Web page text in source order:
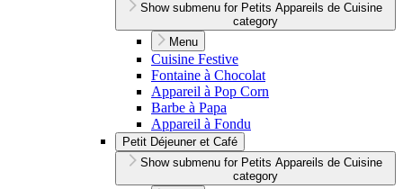
Show submenu for Petits Appareils de Cuisine
category
Menu
Cuisine Festive
Fontaine à Chocolat
Appareil à Pop Corn
Barbe à Papa
Appareil à Fondu
Petit Déjeuner et Café
Show submenu for Petits Appareils de Cuisine
category